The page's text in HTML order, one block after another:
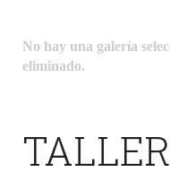
No hay una galería
eliminado.